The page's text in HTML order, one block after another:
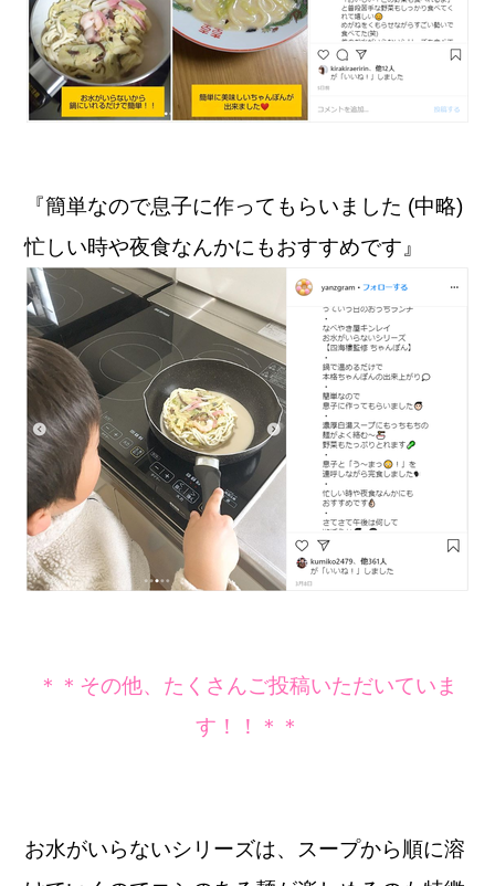
『簡単なので息子に作ってもらいました (中略)
忙しい時や夜食なんかにもおすすめです』
＊＊その他、たくさんご投稿いただいていま
す！！＊＊
お水がいらないシリーズは、スープから順に溶